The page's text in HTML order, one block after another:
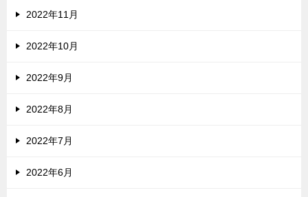
2022年11月
2022年10月
2022年9月
2022年8月
2022年7月
2022年6月